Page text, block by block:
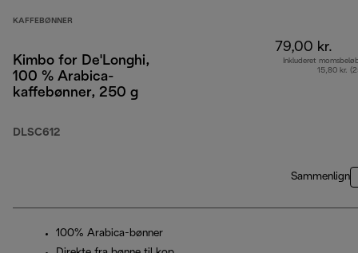
KAFFEBØNNER
Kimbo for De'Longhi,
100 % Arabica-
kaffebønner, 250 g
DLSC612
79,00 kr.
Inkluderet
15,80 kr.
Sammenlign
100% Arabica-bønner